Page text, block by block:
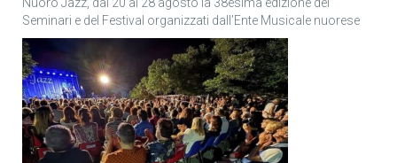
Seminari e del Festival organizzati dall’Ente Musicale nuorese